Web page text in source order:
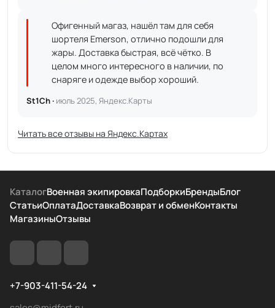
Офигенный магаз, нашёл там для себя
шортеля Emerson, отлично подошли для
жары. Доставка быстрая, всё чётко. В
целом много интересного в наличии, по
снаряге и одежде выбор хороший.
St1Ch · июль 2025, Яндекс.Карты
Читать все отзывы на Яндекс.Картах
КаталогВоенная экипировкаПодборкиБрендыБлог
СтатьиОплатаДоставкаВозврат и обменКонтакты
МагазиныОтзывы
+7-903-411-54-24